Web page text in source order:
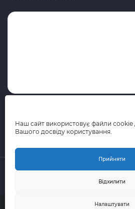
Наш сайт використовує файли
Вашого досвіду користування.
Прийняти
Відхилити
Налаштувати
© 2015-2026 поштово-логістична